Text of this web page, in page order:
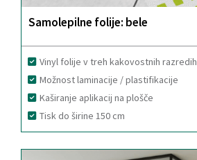
Samolepilne folije: bele
Vinyl folije v treh kakovostnih razredih
Možnost laminacije / plastifikacije
Kaširanje aplikacij na plošče
Tisk do širine 150 cm